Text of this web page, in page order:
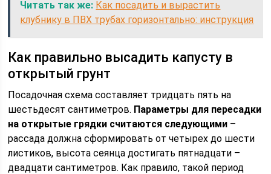
Читать так же: Как посадить и вырастить
клубнику в ПВХ трубах горизонтально: инструкция
Как правильно высадить капусту в
открытый грунт
Посадочная схема составляет тридцать пять на
шестьдесят сантиметров. Параметры для пересадки
на открытые грядки считаются следующими –
рассада должна сформировать от четырех до шести
листиков, высота сеянца достигать пятнадцати –
двадцати сантиметров. Как правило, такой период